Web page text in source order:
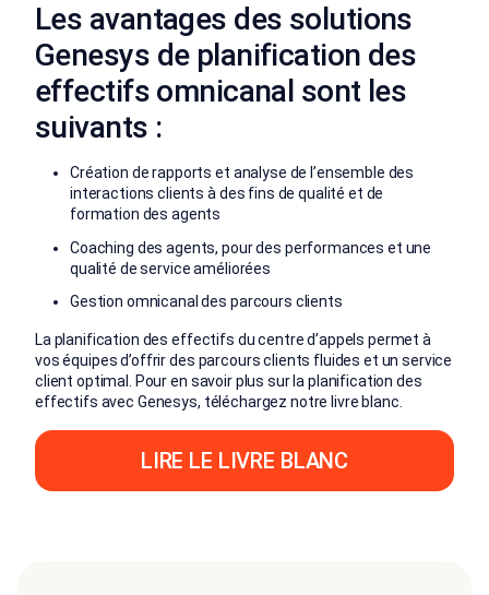
Les avantages des solutions
Genesys de planification des
effectifs omnicanal sont les
suivants :
Création de rapports et analyse de l’ensemble des
interactions clients à des fins de qualité et de
formation des agents
Coaching des agents, pour des performances et une
qualité de service améliorées
Gestion omnicanal des parcours clients
La planification des effectifs du centre d’appels permet à
vos équipes d’offrir des parcours clients fluides et un service
client optimal. Pour en savoir plus sur la planification des
effectifs avec Genesys, téléchargez notre livre blanc.
LIRE LE LIVRE BLANC